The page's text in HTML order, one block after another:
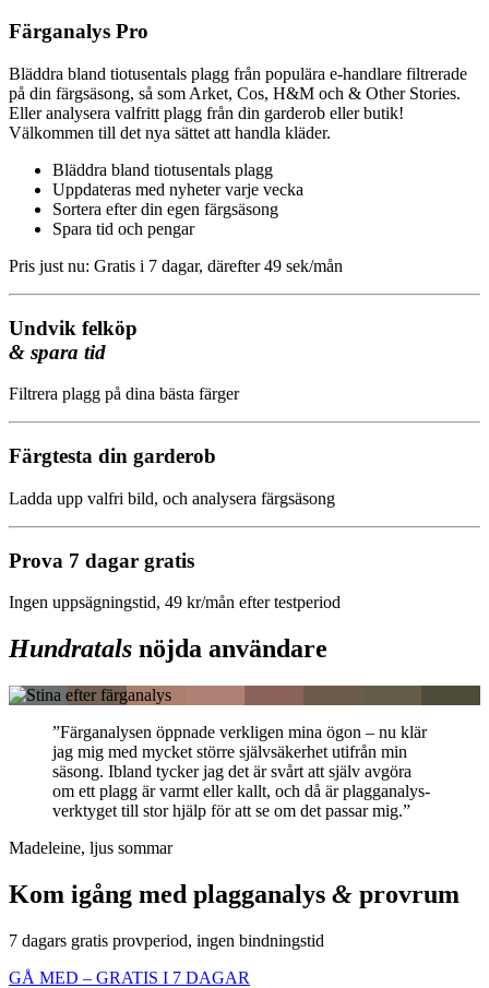
Färganalys Pro
Bläddra bland tiotusentals plagg från populära e-handlare filtrerade
på din färgsäsong, så som Arket, Cos, H&M och & Other Stories.
Eller analysera valfritt plagg från din garderob eller butik!
Välkommen till det nya sättet att handla kläder.
Bläddra bland tiotusentals plagg
Uppdateras med nyheter varje vecka
Sortera efter din egen färgsäsong
Spara tid och pengar
Pris just nu: Gratis i 7 dagar, därefter 49 sek/mån
Undvik felköp
& spara tid
Filtrera plagg på dina bästa färger
Färgtesta din garderob
Ladda upp valfri bild, och analysera färgsäsong
Prova 7 dagar gratis
Ingen uppsägningstid, 49 kr/mån efter testperiod
Hundratals nöjda användare
”Färganalysen öppnade verkligen mina ögon – nu klär
jag mig med mycket större självsäkerhet utifrån min
säsong. Ibland tycker jag det är svårt att själv avgöra
om ett plagg är varmt eller kallt, och då är plagganalys-
verktyget till stor hjälp för att se om det passar mig.”
Madeleine, ljus sommar
Kom igång med plagganalys & provrum
7 dagars gratis provperiod, ingen bindningstid
GÅ MED – GRATIS I 7 DAGAR